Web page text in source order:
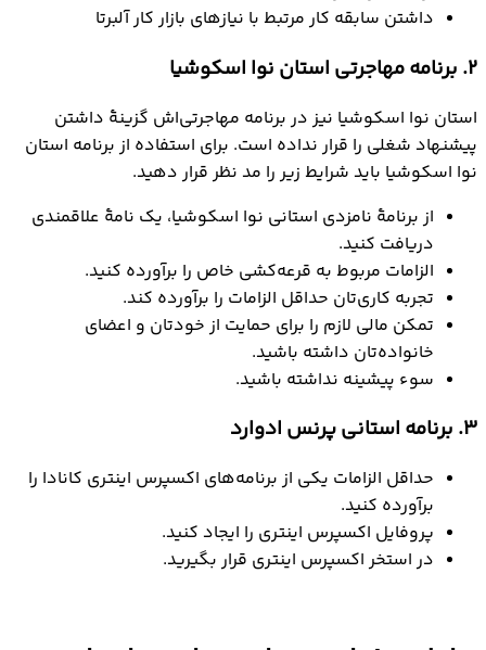
داشتن سابقه کار مرتبط با نیازهای بازار کار آلبرتا
2. برنامه مهاجرتی استان نوا اسکوشیا
استان نوا اسکوشیا نیز در برنامه مهاجرتی‌اش گزینۀ داشتن
پیشنهاد شغلی را قرار نداده است. برای استفاده از برنامه استان
نوا اسکوشیا باید شرایط زیر را مد نظر قرار دهید.
از برنامۀ نامزدی استانی نوا اسکوشیا، یک نامۀ علاقمندی
دریافت کنید.
الزامات مربوط به قرعه‌کشی خاص را برآورده کنید.
تجربه کاری‌تان حداقل الزامات را برآورده کند.
تمکن مالی لازم را برای حمایت از خودتان و اعضای
خانواده‌تان داشته باشید.
سوء پیشینه نداشته باشید.
3. برنامه استانی پرنس ادوارد
حداقل الزامات یکی از برنامه‌های اکسپرس اینتری کانادا را
برآورده کنید.
پروفایل اکسپرس اینتری را ایجاد کنید.
در استخر اکسپرس اینتری قرار بگیرید.